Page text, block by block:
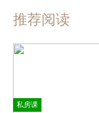
推荐阅读
私房课